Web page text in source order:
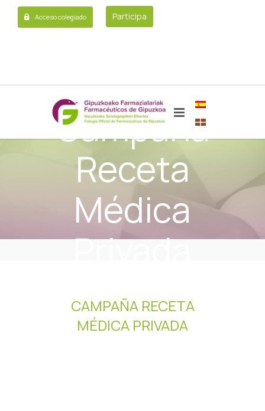
Acceso colegiado Participa
Campaña
Receta
Médica
Privada
CAMPAÑA RECETA
MÉDICA PRIVADA